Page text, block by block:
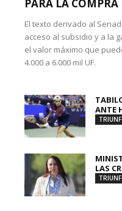
PARA LA COMPRA
El texto derivado al
acceso al subsidio y a la
el valor máximo que
4.000 a 6.000 mil UF.
ANTE
LAS